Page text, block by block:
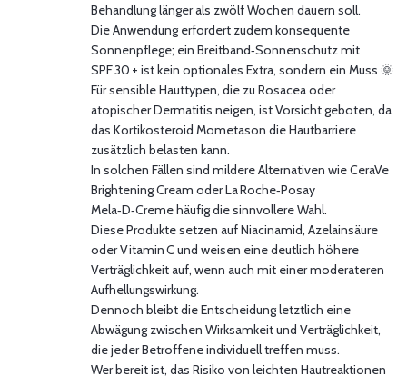
Behandlung länger als zwölf Wochen dauern soll.
Die Anwendung erfordert zudem konsequente
Sonnenpflege; ein Breitband‑Sonnenschutz mit
SPF 30 + ist kein optionales Extra, sondern ein Muss 🌞
Für sensible Hauttypen, die zu Rosacea oder
atopischer Dermatitis neigen, ist Vorsicht geboten, da
das Kortikosteroid Mometason die Hautbarriere
zusätzlich belasten kann.
In solchen Fällen sind mildere Alternativen wie CeraVe
Brightening Cream oder La Roche‑Posay
Mela‑D‑Creme häufig die sinnvollere Wahl.
Diese Produkte setzen auf Niacinamid, Azelainsäure
oder Vitamin C und weisen eine deutlich höhere
Verträglichkeit auf, wenn auch mit einer moderateren
Aufhellungswirkung.
Dennoch bleibt die Entscheidung letztlich eine
Abwägung zwischen Wirksamkeit und Verträglichkeit,
die jeder Betroffene individuell treffen muss.
Wer bereit ist, das Risiko von leichten Hautreaktionen